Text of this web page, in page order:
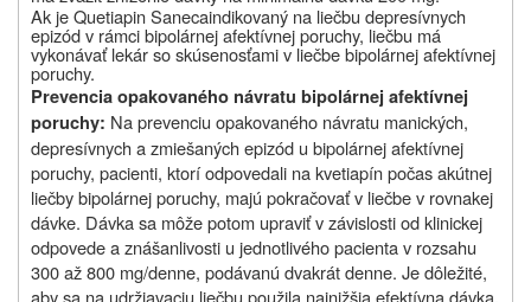
Ak je QuetiapinSanecaindikovaný na liečbu depresívnych
epizód v rámci bipolárnej afektívnej poruchy, liečbu má
vykonávať lekárso skúsenosťami v liečbe bipolárnej afektívnej
poruchy.
Prevencia opakovaného návratu bipolárnej afektívnej
poruchy: Na prevenciu opakovaného návratu manických,
depresívnych a zmiešaných epizód u bipolárnej afektívnej
poruchy, pacienti, ktorí odpovedali na kvetiapín počas akútnej
liečby bipolárnej poruchy, majú pokračovať v liečbe v rovnakej
dávke. Dávka sa môže potom upraviť v závislosti od klinickej
odpovede a znášanlivosti u jednotlivého pacienta v rozsahu
300 až 800 mg/denne, podávanú dvakrát denne. Je dôležité,
aby sa na udržiavaciu liečbu použila najnižšia efektívna dávka.